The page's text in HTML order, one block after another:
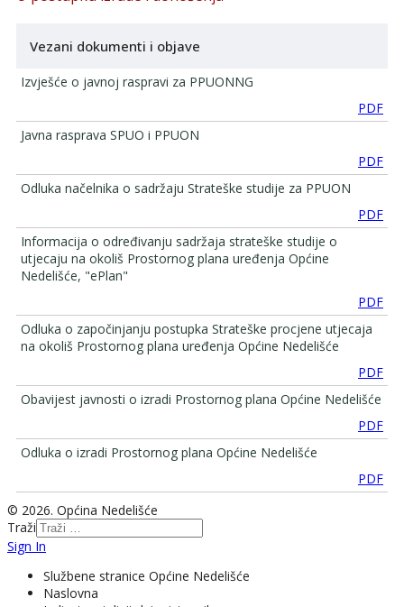
Vezani dokumenti i objave
Izvješće o javnoj raspravi za PPUONNG
PDF
Javna rasprava SPUO i PPUON
PDF
Odluka načelnika o sadržaju Strateške studije za PPUON
PDF
Informacija o određivanju sadržaja strateške studije o
utjecaju na okoliš Prostornog plana uređenja Općine
Nedelišće, "ePlan"
PDF
Odluka o započinjanju postupka Strateške procjene utjecaja
na okoliš Prostornog plana uređenja Općine Nedelišće
PDF
Obavijest javnosti o izradi Prostornog plana Općine Nedelišće
PDF
Odluka o izradi Prostornog plana Općine Nedelišće
PDF
© 2026. Općina Nedelišće
Traži
Sign In
Službene stranice Općine Nedelišće
Naslovna